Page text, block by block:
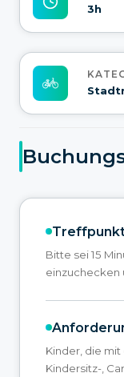
3h
Bitte sei 15
einzuchecken
Kinder, die
Kindersitz-,